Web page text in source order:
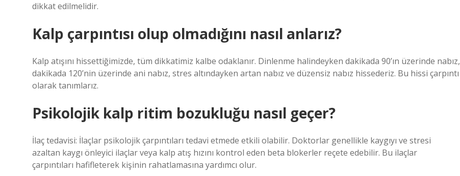
dikkat edilmelidir.
Kalp çarpıntısı olup olmadığını nasıl anlarız?
Kalp atışını hissettiğimizde, tüm dikkatimiz kalbe odaklanır. Dinlenme halindeyken dakikada 90’ın üzerinde nabız,
dakikada 120’nin üzerinde ani nabız, stres altındayken artan nabız ve düzensiz nabız hissederiz. Bu hissi çarpıntı
olarak tanımlarız.
Psikolojik kalp ritim bozukluğu nasıl geçer?
İlaç tedavisi: İlaçlar psikolojik çarpıntıları tedavi etmede etkili olabilir. Doktorlar genellikle kaygıyı ve stresi
azaltan kaygı önleyici ilaçlar veya kalp atış hızını kontrol eden beta blokerler reçete edebilir. Bu ilaçlar
çarpıntıları hafifleterek kişinin rahatlamasına yardımcı olur.